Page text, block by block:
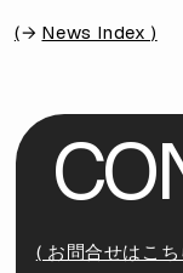
( News Index )
CO
( お問合せはこち